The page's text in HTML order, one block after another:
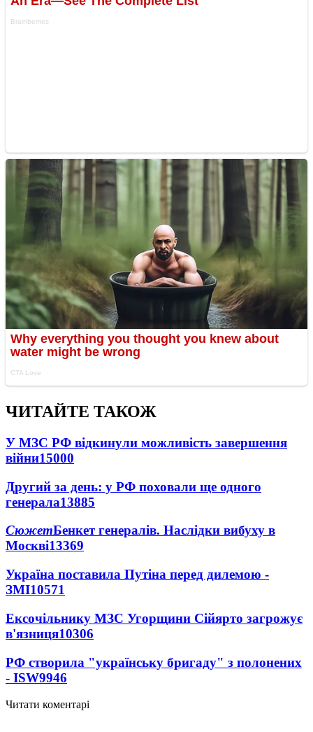
ЧИТАЙТЕ ТАКОЖ
У МЗС РФ відкинули можливість завершення
війни15000
Другий за день: у РФ поховали ще одного
генерала13885
СюжетБенкет генералів. Наслідки вибуху в
Москві13369
Україна поставила Путіна перед дилемою -
ЗМІ10571
Ексочільнику МЗС Угорщини Сійярто загрожує
в'язниця10306
РФ створила "українську бригаду" з полонених
- ISW9946
Читати коментарі